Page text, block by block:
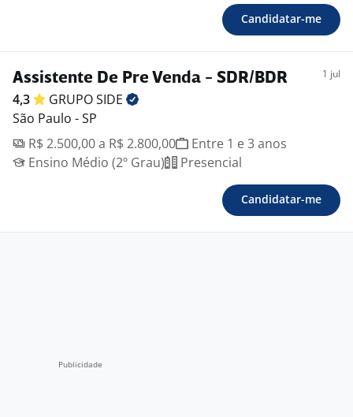
Candidatar-me
Assistente De Pre Venda - SDR/BDR 1 jul
4,3 GRUPOSIDE
São Paulo - SP
R$ 2.500,00 a R$ 2.800,00
Entre 1 e 3 anos
Ensino Médio (2º Grau)
Presencial
Candidatar-me